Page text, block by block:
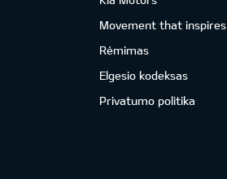
Movement that inspires
Rėmimas
Elgesio kodeksas
Privatumo politika